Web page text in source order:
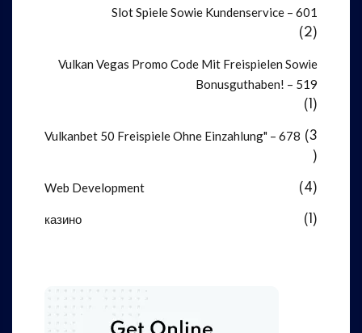
Slot Spiele Sowie Kundenservice – 601
(2)
Vulkan Vegas Promo Code Mit Freispielen Sowie
Bonusguthaben! – 519
(1)
Vulkanbet 50 Freispiele Ohne Einzahlung" – 678 (3
)
Web Development (4)
казино (1)